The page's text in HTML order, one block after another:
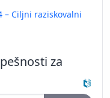
– Ciljni raziskovalni
za